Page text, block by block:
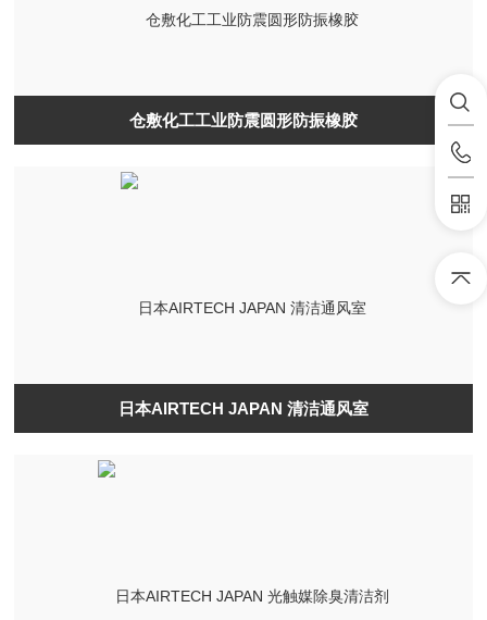
仓敷化工工业防震圆形防振橡胶
日本AIRTECH JAPAN 清洁通风室